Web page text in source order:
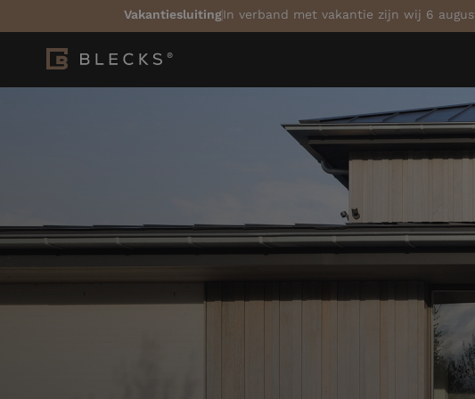
VakantiesluitingIn verband met vakantie zijn wij 6